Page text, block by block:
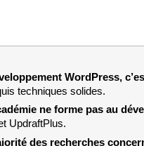
WordPress,
techniques solides.
ne forme pas au
UpdraftPlus.
des recherches